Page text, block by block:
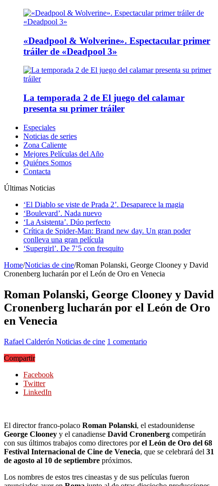
«Deadpool & Wolverine». Espectacular primer
tráiler de «Deadpool 3»
La temporada 2 de El juego del calamar
presenta su primer tráiler
Especiales
Noticias de series
Zona Caliente
Mejores Películas del Año
Quiénes Somos
Contacta
Últimas Noticias
‘El Diablo se viste de Prada 2’. Desaparece la magia
‘Boulevard’. Nada nuevo
‘La Asistenta’. Dúo perfecto
Crítica de Spider-Man: Brand new day. Un gran poder
conlleva una gran película
‘Supergirl’. De 7’5 con fresquito
Home/Noticias de cine/Roman Polanski, George Clooney y David
Cronenberg lucharán por el León de Oro en Venecia
Roman Polanski, George Clooney y David
Cronenberg lucharán por el León de Oro
en Venecia
Rafael Calderón Noticias de cine 1 comentario
Compartir
Facebook
Twitter
LinkedIn
El director franco-polaco Roman Polanski, el estadounidense
George Clooney y el canadiense David Cronenberg competirán
con sus últimos trabajos como directores porel León de Oro del 68
Festival Internacional de Cine de Venecia, que se celebrará del 31
de agosto al 10 de septiembre próximos.
Los nombres de estos tres cineastas y de sus películas fueron